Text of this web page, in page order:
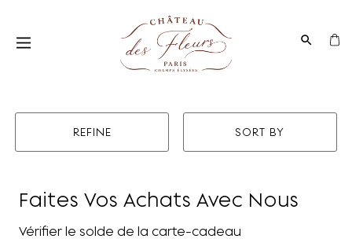
REFINE SORT BY
Faites Vos Achats Avec Nous
Vérifier le solde de la carte-cadeau